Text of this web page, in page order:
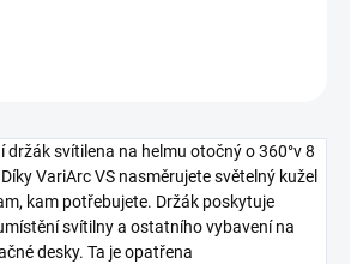
držák svítilena na helmu otočný o 360°v 8
VariArc VS nasměrujete světelný kužel
kam potřebujete. Držák poskytuje
svítilny a ostatního vybavení na
desky. Ta je opatřena